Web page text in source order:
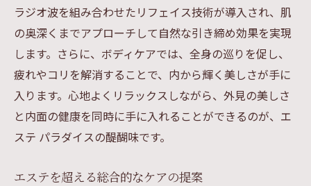
ラジオ波を組み合わせたリフェイス技術が導入され、肌
の奥深くまでアプローチして自然な引き締め効果を実現
します。さらに、ボディケアでは、全身の巡りを促し、
疲れやコリを解消することで、内から輝く美しさが手に
入ります。心地よくリラックスしながら、外見の美しさ
と内面の健康を同時に手に入れることができるのが、エ
ステ パラダイスの醍醐味です。
エステを超える総合的なケアの提案